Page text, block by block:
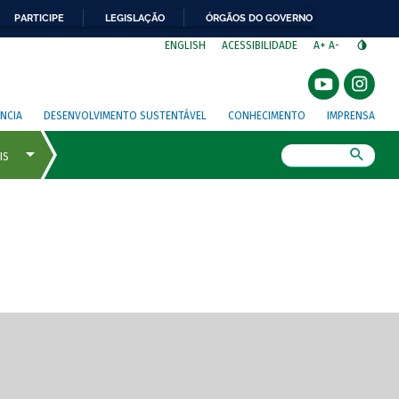
PARTICIPE LEGISLAÇÃO ÓRGÃOS DO GOVERNO
ENGLISH ACESSIBILIDADE A+ A-
DESENVOLVIMENTO SUSTENTÁVEL CONHECIMENTO IMPRENSA
de tela